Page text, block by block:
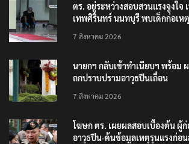
ตร. อยู่ระหว่างสอบสวนแรงจูงใจ
เทพศิรินทร์ นนทบุรี พบเด็กก่อเหตุ
7 สิงหาคม 2026
นายกฯ กลับเข้าทำเนียบฯ พร้อม
ถกปราบปรามอาวุธปืนเถื่อน
7 สิงหาคม 2026
โฆษก ตร. เผยผลสอบเบื้องต้น ผู้
อาวุธปืน-ค้นข้อมูลเหตุรุนแรงก่อ